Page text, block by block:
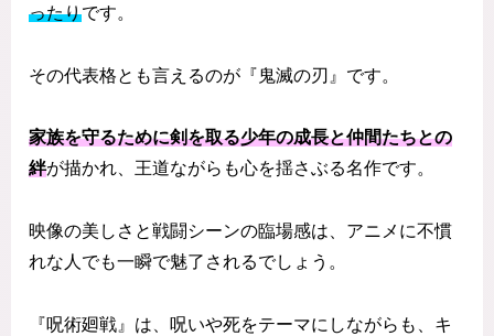
ったりです。
その代表格とも言えるのが『鬼滅の刃』です。
家族を守るために剣を取る少年の成長と仲間たちとの
絆が描かれ、王道ながらも心を揺さぶる名作です。
映像の美しさと戦闘シーンの臨場感は、アニメに不慣
れな人でも一瞬で魅了されるでしょう。
『呪術廻戦』は、呪いや死をテーマにしながらも、キ